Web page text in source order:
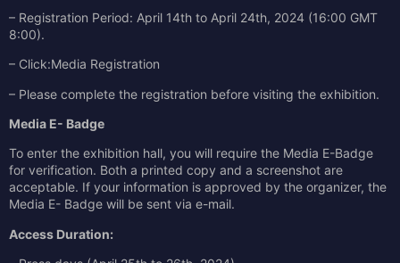
– Registration Period: April 14th to April 24th, 2024 (16:00 GMT
8:00).
– Click:Media Registration
– Please complete the registration before visiting the exhibition.
Media E- Badge
To enter the exhibition hall, you will require the Media E-Badge
for verification. Both a printed copy and a screenshot are
acceptable. If your information is approved by the organizer, the
Media E- Badge will be sent via e-mail.
Access Duration: